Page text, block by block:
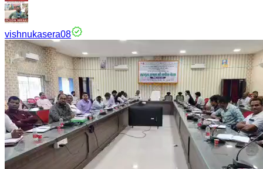
vishnukasera08